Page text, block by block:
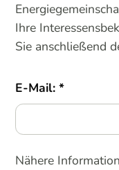
Ihre
Sie anschließend
E-Mail:
Nähere